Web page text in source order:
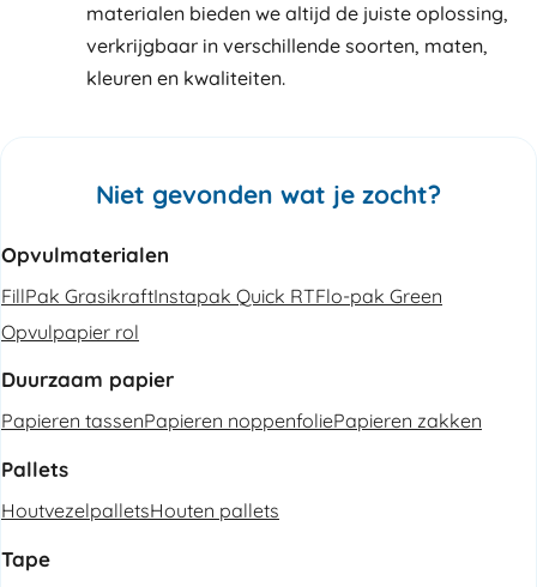
materialen bieden we altijd de juiste oplossing,
verkrijgbaar in verschillende soorten, maten,
kleuren en kwaliteiten.
Niet gevonden wat je zocht?
Opvulmaterialen
FillPak GrasikraftInstapak Quick RTFlo-pak Green
Opvulpapier rol
Duurzaam papier
Papieren tassenPapieren noppenfoliePapieren zakken
Pallets
HoutvezelpalletsHouten pallets
Tape